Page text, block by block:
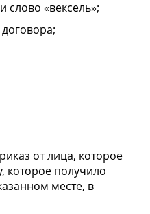
«вексель»;
от лица, которое
которое получило
месте, в